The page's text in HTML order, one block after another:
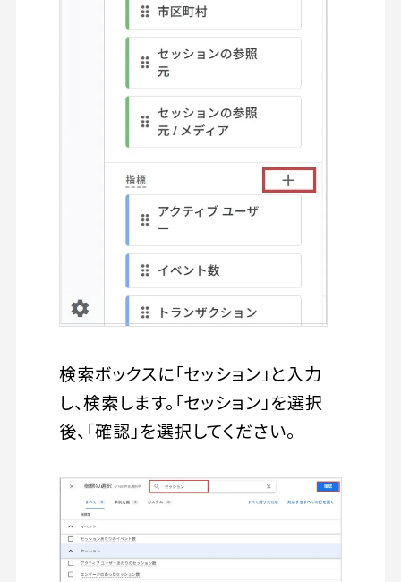
検索ボックスに「セッション」と入力
し、検索します。「セッション」を選択
後、「確認」を選択してください。